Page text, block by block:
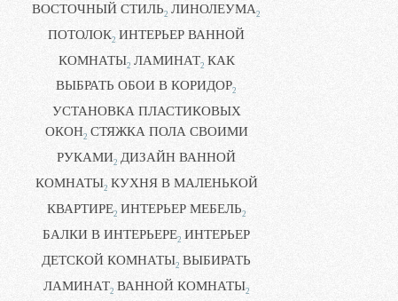
ВОСТОЧНЫЙ СТИЛЬ2 ЛИНОЛЕУМА2
ПОТОЛОК2 ИНТЕРЬЕР ВАННОЙ
КОМНАТЫ2 ЛАМИНАТ2 КАК
ВЫБРАТЬ ОБОИ В КОРИДОР2
УСТАНОВКА ПЛАСТИКОВЫХ
ОКОН2 СТЯЖКА ПОЛА СВОИМИ
РУКАМИ2 ДИЗАЙН ВАННОЙ
КОМНАТЫ2 КУХНЯ В МАЛЕНЬКОЙ
КВАРТИРЕ2 ИНТЕРЬЕР МЕБЕЛЬ2
БАЛКИ В ИНТЕРЬЕРЕ2 ИНТЕРЬЕР
ДЕТСКОЙ КОМНАТЫ2 ВЫБИРАТЬ
ЛАМИНАТ2 ВАННОЙ КОМНАТЫ2